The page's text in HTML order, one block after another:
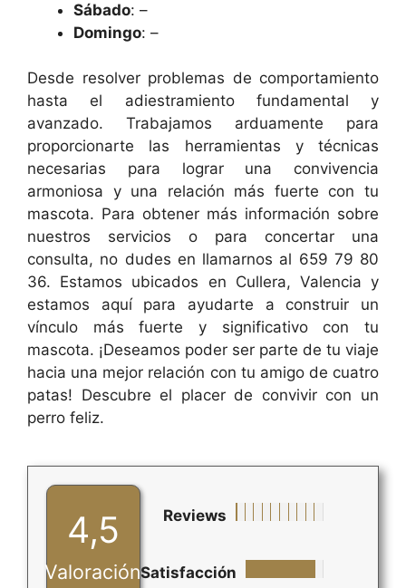
Sábado: –
Domingo: –
Desde resolver problemas de comportamiento
hasta el adiestramiento fundamental y
avanzado. Trabajamos arduamente para
proporcionarte las herramientas y técnicas
necesarias para lograr una convivencia
armoniosa y una relación más fuerte con tu
mascota. Para obtener más información sobre
nuestros servicios o para concertar una
consulta, no dudes en llamarnos al 659 79 80
36. Estamos ubicados en Cullera, Valencia y
estamos aquí para ayudarte a construir un
vínculo más fuerte y significativo con tu
mascota. ¡Deseamos poder ser parte de tu viaje
hacia una mejor relación con tu amigo de cuatro
patas! Descubre el placer de convivir con un
perro feliz.
4,5
Valoración
Reviews
Satisfacción